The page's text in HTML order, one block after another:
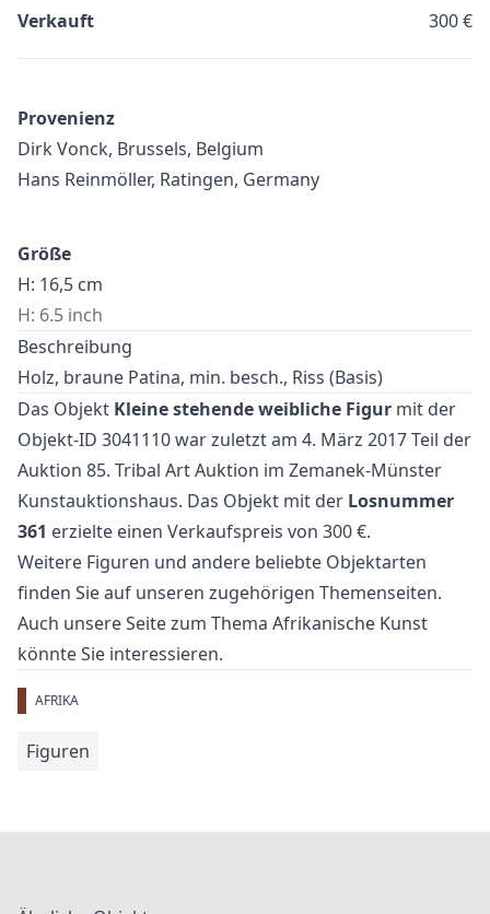
Verkauft 300 €
Provenienz
Dirk Vonck, Brussels, Belgium
Hans Reinmöller, Ratingen, Germany
Größe
H: 16,5 cm
H: 6.5 inch
Beschreibung
Holz, braune Patina, min. besch., Riss (Basis)
Das Objekt Kleine stehende weibliche Figur mit der
Objekt-ID 3041110 war zuletzt am 4. März 2017 Teil der
Auktion 85. Tribal Art Auktion im Zemanek-Münster
Kunstauktionshaus. Das Objekt mit der Losnummer
361 erzielte einen Verkaufspreis von 300 €.
Weitere Figuren und andere beliebte Objektarten
finden Sie auf unseren zugehörigen Themenseiten.
Auch unsere Seite zum Thema Afrikanische Kunst
könnte Sie interessieren.
AFRIKA
Figuren